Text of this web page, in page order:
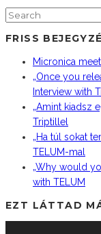
FRISS
Micronica
„Once you
Interview with
„Amint kiadsz
Triptillel
„Ha túl sokat
TELUM-mal
„Why would
with TELUM
EZT LÁTTAD